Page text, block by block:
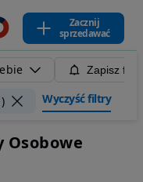
Zacznij
sprzedawać
Zapisz
Wyczyść filtry
Osobowe